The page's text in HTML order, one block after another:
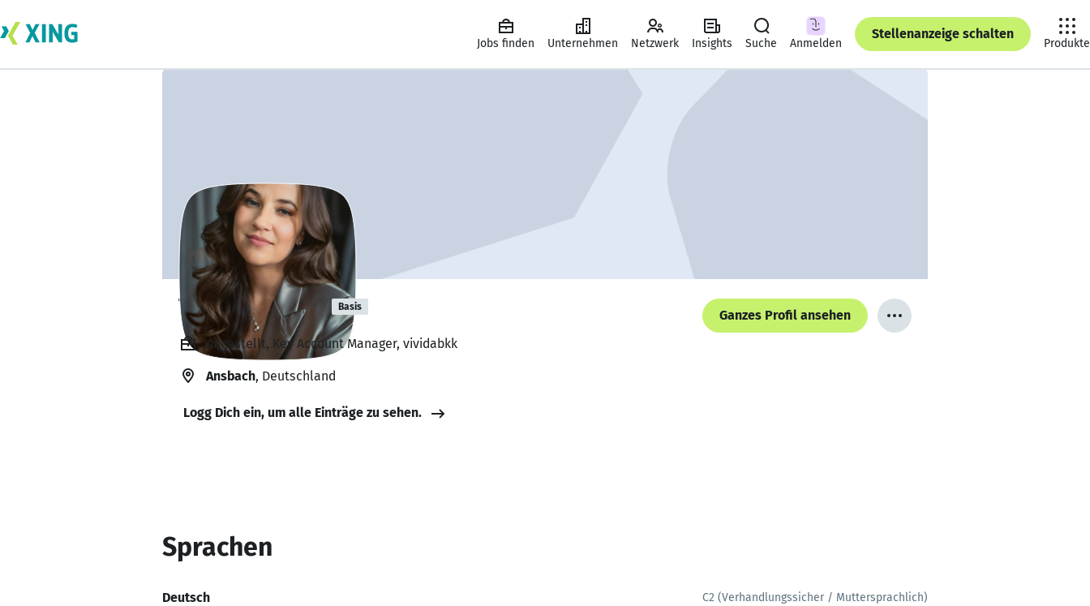
Jobs finden Unternehmen Netzwerk Insights Suche Anmelden
Stellenanzeige schalten
Produkte
Tanja Neubert Basis
Ganzes Profil ansehen
Angestellt, Key Account Manager, vividabkk
Ansbach, Deutschland
Logg Dich ein, um alle Einträge zu sehen.
Sprachen
Deutsch C2 (Verhandlungssicher / Muttersprachlich)